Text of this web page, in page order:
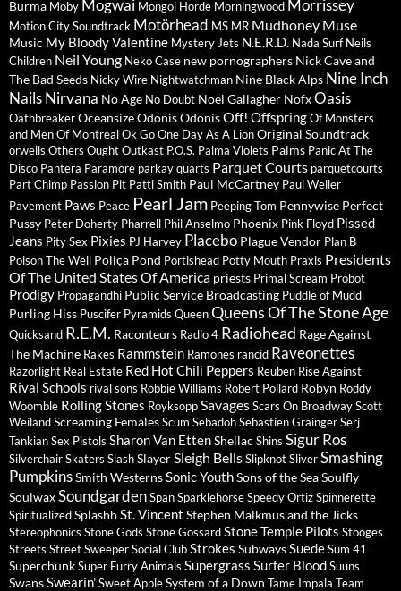
Burma Moby Mogwai Mongol Horde Morningwood Morrissey
Motion City Soundtrack Motörhead MS MR Mudhoney Muse
Music My Bloody Valentine Mystery Jets N.E.R.D. Nada Surf Neils
Children Neil Young Neko Case new pornographers Nick Cave and
The Bad Seeds Nicky Wire Nightwatchman Nine Black Alps Nine Inch
Nails Nirvana No Age No Doubt Noel Gallagher NofxOasis
OathbreakerOceansizeOdonis OdonisOff! OffspringOf Monsters
and MenOf MontrealOk GoOne Day As A LionOriginal Soundtrack
orwells Others OughtOutkast P.O.S. Palma Violets Palms Panic At The
Disco Pantera Paramore parkay quarts Parquet Courts parquetcourts
Part Chimp Passion Pit Patti Smith Paul McCartney Paul Weller
Pavement Paws Peace Pearl Jam Peeping Tom Pennywise Perfect
Pussy Peter Doherty Pharrell Phil Anselmo Phoenix Pink Floyd Pissed
Jeans Pity Sex Pixies PJ Harvey Placebo Plague Vendor Plan B
Poison The Well Poliça Pond Portishead Potty Mouth Praxis Presidents
Of The United States Of America priests Primal Scream Probot
Prodigy Propagandhi Public Service Broadcasting Puddle of Mudd
Purling Hiss Puscifer Pyramids QueenQueens Of The Stone Age
Quicksand R.E.M. Raconteurs Radio 4 Radiohead Rage Against
The Machine Rakes Rammstein Ramones rancid Raveonettes
Razorlight Real Estate Red Hot Chili Peppers Reuben Rise Against
Rival Schools rival sons Robbie Williams Robert Pollard Robyn Roddy
Woomble Rolling Stones RoyksoppSavagesScars On BroadwayScott
WeilandScreaming FemalesScum SebadohSebastien GraingerSerj
TankianSex Pistols Sharon Van EttenShellac Shins Sigur Ros
SilverchairSkaters SlashSlayerSleigh BellsSlipknotSliverSmashing
PumpkinsSmith WesternsSonic YouthSons of the SeaSoulfly
SoulwaxSoundgardenSpanSparklehorseSpeedy OrtizSpinnerette
SpiritualizedSplashh St. Vincent Stephen Malkmus and the Jicks
Stereophonics Stone Gods Stone GossardStone Temple Pilots Stooges
Streets Street Sweeper Social ClubStrokes SubwaysSuedeSum 41
SuperchunkSuper Furry Animals Supergrass Surfer BloodSuuns
SwansSwearin'Sweet AppleSystem of a Down Tame Impala Team